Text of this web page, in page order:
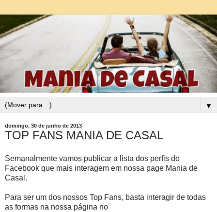
▼
domingo, 30 de junho de 2013
TOP FANS MANIA DE CASAL
Semanalmente vamos publicar a lista dos perfis do
Facebook que mais interagem em nossa page Mania de
Casal.
Para ser um dos nossos Top Fans, basta interagir de todas
as formas na nossa página no